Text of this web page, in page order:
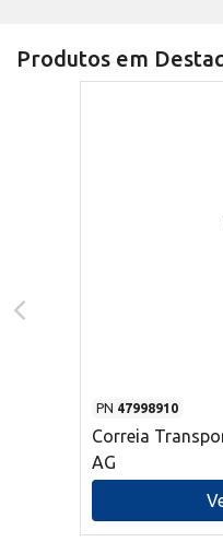
Produtos em
PN 47998910
Correia
AG